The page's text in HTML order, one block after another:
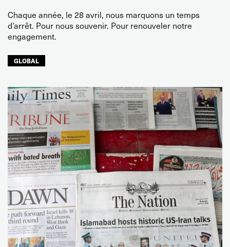
Chaque année, le 28 avril, nous marquons un temps
d’arrêt. Pour nous souvenir. Pour renouveler notre
engagement.
GLOBAL